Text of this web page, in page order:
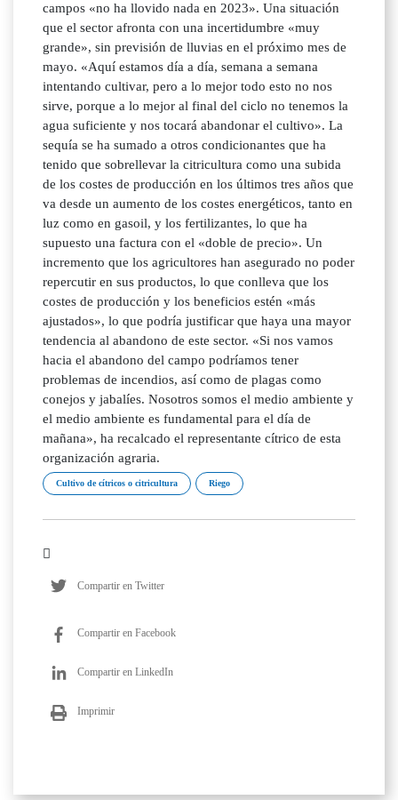
campos «no ha llovido nada en 2023». Una situación
que el sector afronta con una incertidumbre «muy
grande», sin previsión de lluvias en el próximo mes de
mayo. «Aquí estamos día a día, semana a semana
intentando cultivar, pero a lo mejor todo esto no nos
sirve, porque a lo mejor al final del ciclo no tenemos la
agua suficiente y nos tocará abandonar el cultivo». La
sequía se ha sumado a otros condicionantes que ha
tenido que sobrellevar la citricultura como una subida
de los costes de producción en los últimos tres años que
va desde un aumento de los costes energéticos, tanto en
luz como en gasoil, y los fertilizantes, lo que ha
supuesto una factura con el «doble de precio». Un
incremento que los agricultores han asegurado no poder
repercutir en sus productos, lo que conlleva que los
costes de producción y los beneficios estén «más
ajustados», lo que podría justificar que haya una mayor
tendencia al abandono de este sector. «Si nos vamos
hacia el abandono del campo podríamos tener
problemas de incendios, así como de plagas como
conejos y jabalíes. Nosotros somos el medio ambiente y
el medio ambiente es fundamental para el día de
mañana», ha recalcado el representante cítrico de esta
organización agraria.
Cultivo de cítricos o citricultura Riego
Compartir en Twitter
Compartir en Facebook
Compartir en LinkedIn
Imprimir